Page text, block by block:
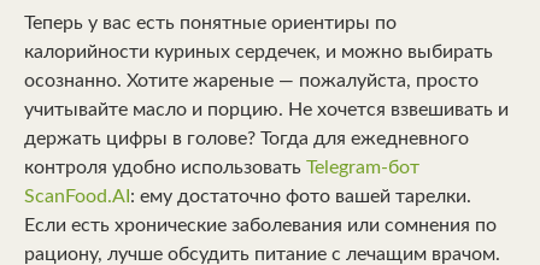
Теперь у вас есть понятные ориентиры по
калорийности куриных сердечек, и можно выбирать
осознанно. Хотите жареные — пожалуйста, просто
учитывайте масло и порцию. Не хочется взвешивать и
держать цифры в голове? Тогда для ежедневного
контроля удобно использовать Telegram-бот
ScanFood.AI: ему достаточно фото вашей тарелки.
Если есть хронические заболевания или сомнения по
рациону, лучше обсудить питание с лечащим врачом.